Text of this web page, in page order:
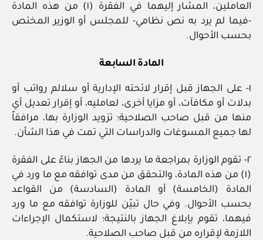
العاملين، المشار إليهما في الفقرة (١) من هذه المادة
-فيما لم يرد به نص نظامي- للمجلس أو الوزير المختص
بحسب الأحوال.
المادة السابعة
١- على الجهاز قبل إقرار لائحته الإدارية أو سلالم رواتب أو
بدلات أو مكافآت، أو مزايا أخرى، لعامليه، أو إقرار تعديل أي
منها من قبل صاحب الصلاحية؛ تزويد الوزارة بها، مرافقاً
لها جميع المسوغات والدراسات التي تمت في هذا الشأن.
٢- تقوم الوزارة بمراجعة ما يردها من الجهاز بناءً على الفقرة
(١) من هذه المادة، والتحقق من مدى توافقه مع ما ورد في
المادة (الخامسة) أو المادة (السادسة) من القواعد
بحسب الأحوال. وفي حال تبيّن للوزارة توافقه مع ما ورد
فيهما، تقوم بإبلاغ الجهاز بالنتيجة؛ لاستكمال الإجراءات
اللازمة لإقراره من قبل صاحب الصلاحية.